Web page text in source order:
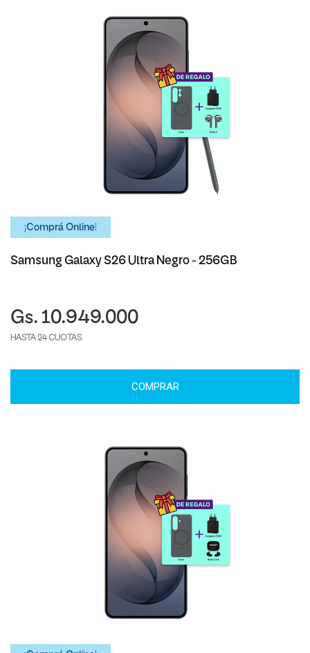
¡Comprá Online!
Samsung Galaxy S26 Ultra Negro - 256GB
Gs. 10.949.000
HASTA 24 CUOTAS
COMPRAR